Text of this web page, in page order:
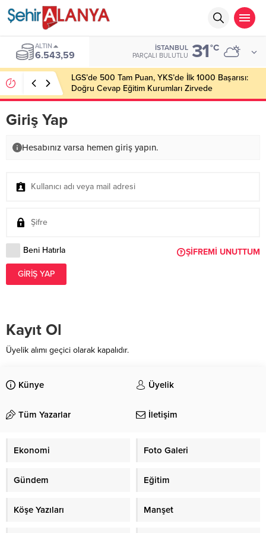
ALTIN
6.543,59
İSTANBUL
PARÇALI BULUTLU 31°C
LGS’de 500 Tam Puan, YKS’de İlk 1000 Başarısı:
Doğru Cevap Eğitim Kurumları Zirvede
Giriş Yap
Hesabınız varsa hemen giriş yapın.
Beni Hatırla ŞIFREMI UNUTTUM
GIRIŞ YAP
Kayıt Ol
Üyelik alımı geçici olarak kapalıdır.
Künye Üyelik
Tüm Yazarlar İletişim
Ekonomi Foto Galeri
Gündem Eğitim
Köşe Yazıları Manşet